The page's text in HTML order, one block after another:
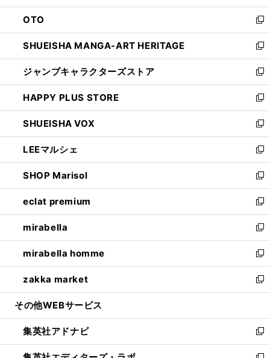
ウ
で
開
く
ン
ド
ウ
で
開
く
OTO
新
し
い
ウ
ィ
ン
ド
ウ
で
開
く
SHUEISHA MANGA-ART HERITAGE
新
し
い
ウ
ィ
ン
ド
ウ
で
開
く
ジャンプキャラクターズストア
新
し
い
ウ
ィ
ン
ド
ウ
で
開
く
HAPPY PLUS STORE
新
し
い
ウ
ィ
ン
ド
ウ
で
開
く
SHUEISHA VOX
新
し
い
ウ
ィ
ン
ド
ウ
で
開
く
LEEマルシェ
新
し
い
ウ
ィ
ン
ド
ウ
で
開
く
SHOP Marisol
新
し
い
ウ
ィ
ン
ド
ウ
で
開
eclat premium
新
し
い
ウ
ィ
ン
ド
ウ
開
く
mirabella
新
し
い
ウ
ィ
ン
ウ
で
開
mirabella homme
新
し
い
ウ
ン
ド
ウ
zakka market
新
し
ウ
ィ
ン
その他WEBサービス
集英社アドナビ
新
し